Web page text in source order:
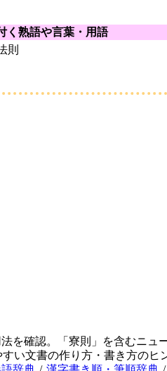
く熟語や言葉・用語
則
を確認。「寮則」を含むニュ
い文書の作り方・書き方のヒ